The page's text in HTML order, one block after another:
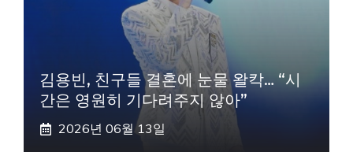
김용빈, 친구들 결혼에 눈물 왈칵… “시
간은 영원히 기다려주지 않아”
2026년 06월 13일